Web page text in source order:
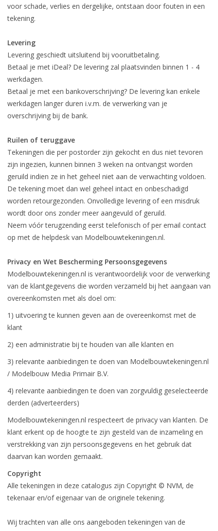
Bouwbeschrijvingen
voor schade, verlies en dergelijke, ontstaan door fouten in een
tekening.
Levering
Levering geschiedt uitsluitend bij vooruitbetaling.
Betaal je met iDeal? De levering zal plaatsvinden binnen 1 - 4
werkdagen.
Betaal je met een bankoverschrijving? De levering kan enkele
werkdagen langer duren i.v.m. de verwerking van je
overschrijving bij de bank.
Ruilen of teruggave
Tekeningen die per postorder zijn gekocht en dus niet tevoren
zijn ingezien, kunnen binnen 3 weken na ontvangst worden
geruild indien ze in het geheel niet aan de verwachting voldoen.
De tekening moet dan wel geheel intact en onbeschadigd
worden retourgezonden. Onvolledige levering of een misdruk
wordt door ons zonder meer aangevuld of geruild.
Neem vóór terugzending eerst telefonisch of per email contact
op met de helpdesk van Modelbouwtekeningen.nl.
Privacy en Wet Bescherming Persoonsgegevens
Modelbouwtekeningen.nl is verantwoordelijk voor de verwerking
van de klantgegevens die worden verzameld bij het aangaan van
overeenkomsten met als doel om:
1) uitvoering te kunnen geven aan de overeenkomst met de
klant
2) een administratie bij te houden van alle klanten en
3) relevante aanbiedingen te doen van Modelbouwtekeningen.nl
/ Modelbouw Media Primair B.V.
4) relevante aanbiedingen te doen van zorgvuldig geselecteerde
derden (adverteerders)
Modelbouwtekeningen.nl respecteert de privacy van klanten. De
klant erkent op de hoogte te zijn gesteld van de inzameling en
verstrekking van zijn persoonsgegevens en het gebruik dat
daarvan kan worden gemaakt.
Copyright
Alle tekeningen in deze catalogus zijn Copyright © NVM, de
tekenaar en/of eigenaar van de originele tekening.
Wij trachten van alle ons aangeboden tekeningen van de